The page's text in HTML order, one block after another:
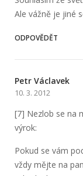
Ale vážně je jiné
ODPOVĚDĚT
Petr Václavek
10. 3. 2012
[7] Nezlob se na
výrok:
Pokud se vám
vždy mějte na